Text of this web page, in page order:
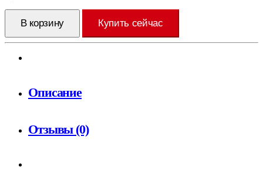
В корзину Купить сейчас
Описание
Отзывы (0)